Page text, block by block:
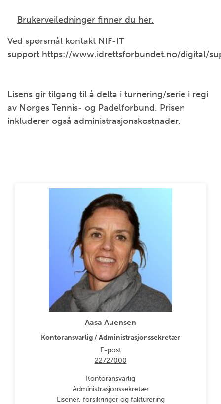
Brukerveiledninger finner du her.
Ved spørsmål kontakt NIF-IT
support https://www.idrettsforbundet.no/digital/
Lisens gir tilgang til å delta i turnering/serie i regi
av Norges Tennis- og Padelforbund. Prisen
inkluderer også administrasjonskostnader.
Aasa Auensen
Kontoransvarlig / Administrasjonssekretær
E-post
22727000
Kontoransvarlig
Administrasjonssekretær
Lisener, forsikringer og fakturering